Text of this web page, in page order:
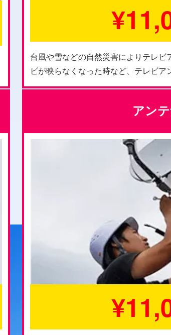
台風や雪などの自然災害によりテレ
ビが映らなくなった時など、テレビア
アン